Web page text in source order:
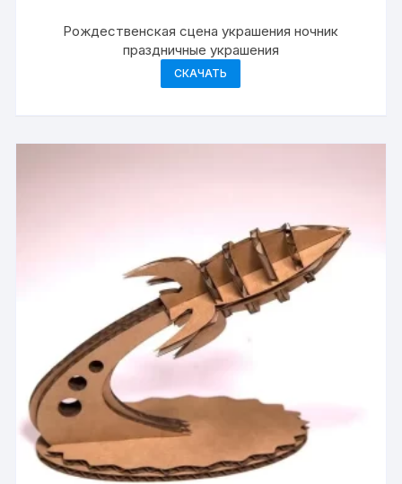
Рождественская сцена украшения ночник
праздничные украшения
СКАЧАТЬ